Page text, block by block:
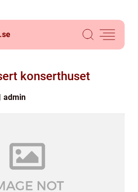
se
konserthuset
admin